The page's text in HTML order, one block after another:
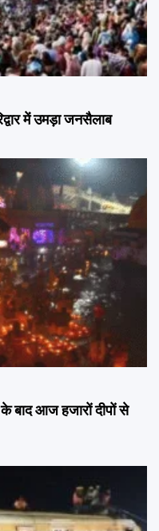
में उमड़ा जनसैलाब
बाद आज हजारों दीपों से